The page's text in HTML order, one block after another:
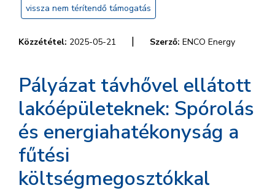
vissza nem térítendő támogatás
Közzététel: 2025-05-21 | Szerző: ENCO Energy
Pályázat távhővel ellátott
lakóépületeknek: Spórolás
és energiahatékonyság a
fűtési
költségmegosztókkal